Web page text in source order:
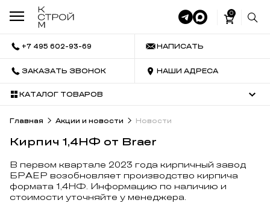
0
+7 495 602-93-69 НАПИСАТЬ
ЗАКАЗАТЬ ЗВОНОК НАШИ АДРЕСА
КАТАЛОГ ТОВАРОВ
Главная Акции и новости Новости
Кирпич 1,4НФ от Braer
В первом квартале 2023 года кирпичный завод
БРАЕР возобновляет производство кирпича
формата 1,4НФ. Информацию по наличию и
стоимости уточняйте у менеджера.